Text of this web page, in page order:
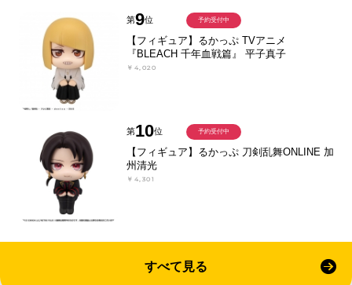
第9位
【フィギュア】るかっぷ TVアニメ
『BLEACH 千年血戦篇』 平子真子
￥4,020
予約受付中
第10位
【フィギュア】るかっぷ 刀剣乱舞ONLINE 加
州清光
￥4,301
予約受付中
すべて見る